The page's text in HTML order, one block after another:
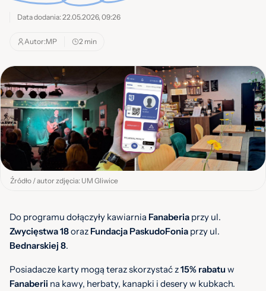
Data dodania: 22.05.2026, 09:26
Autor:MP 2 min
Źródło / autor zdjęcia: UM Gliwice
Do programu dołączyły kawiarnia Fanaberia przy ul.
Zwycięstwa18oraz Fundacja PaskudoFonia przy ul.
Bednarskiej 8.
Posiadacze karty mogą teraz skorzystać z15% rabatu w
Fanaberii na kawy, herbaty, kanapki i desery w kubkach.